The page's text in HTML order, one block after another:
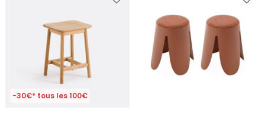
-30€* tous les 100€